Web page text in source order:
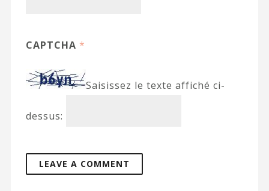
CAPTCHA *
Saisissez le texte affiché ci-
dessus: